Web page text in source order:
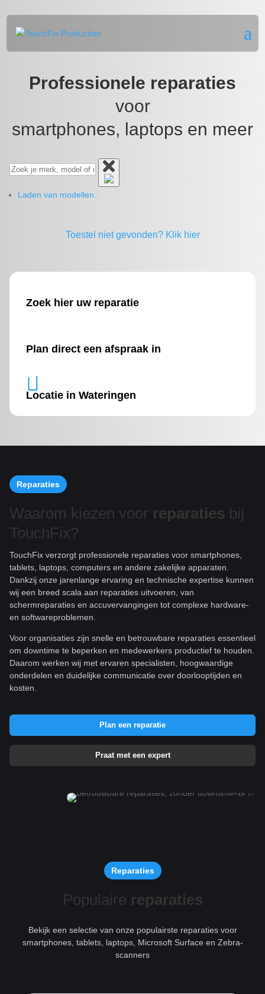
Professionele reparaties
voor
smartphones, laptops en meer
Laden van modellen..
Toestel niet gevonden? Klik hier
Zoek hier uw reparatie
Plan direct een afspraak in

Locatie in Wateringen
Reparaties
Waarom kiezen voor reparaties bij
TouchFix?
TouchFix verzorgt professionele reparaties voor smartphones,
tablets, laptops, computers en andere zakelijke apparaten.
Dankzij onze jarenlange ervaring en technische expertise kunnen
wij een breed scala aan reparaties uitvoeren, van
schermreparaties en accuvervangingen tot complexe hardware-
en softwareproblemen.
Voor organisaties zijn snelle en betrouwbare reparaties essentieel
om downtime te beperken en medewerkers productief te houden.
Daarom werken wij met ervaren specialisten, hoogwaardige
onderdelen en duidelijke communicatie over doorlooptijden en
kosten.
Plan een reparatie
Praat met een expert
Reparaties
Populaire reparaties
Bekijk een selectie van onze populairste reparaties voor
smartphones, tablets, laptops, Microsoft Surface en Zebra-
scanners